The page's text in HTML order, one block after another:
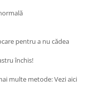
pentru a nu cădea
închis!
multe metode: Vezi aici